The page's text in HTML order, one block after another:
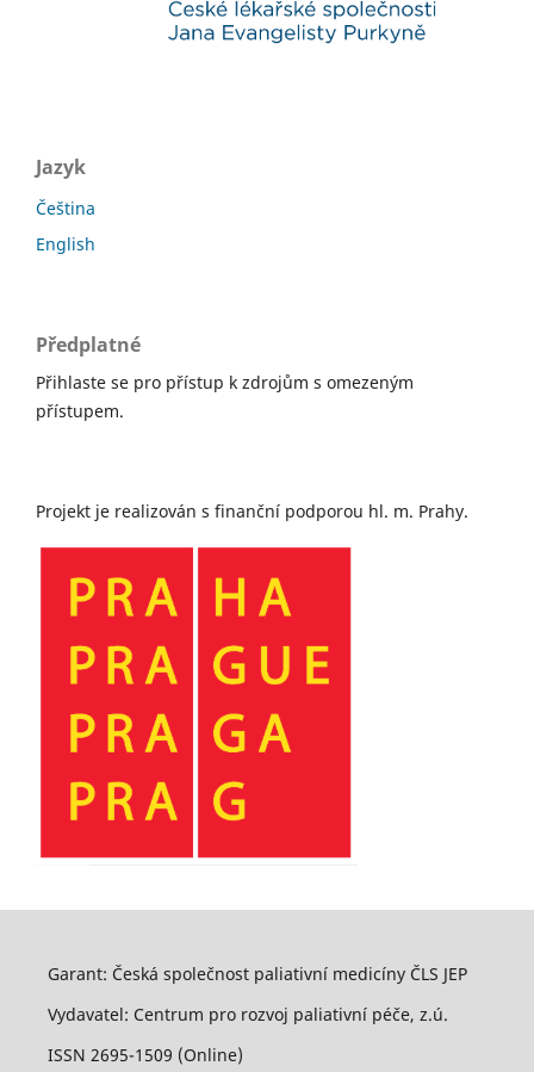
Jazyk
Čeština
English
Předplatné
Přihlaste se pro přístup k zdrojům s omezeným
přístupem.
Projekt je realizován s finanční podporou hl. m. Prahy.
Garant: Česká společnost paliativní medicíny ČLS JEP
Vydavatel: Centrum pro rozvoj paliativní péče, z.ú.
ISSN 2695-1509 (Online)